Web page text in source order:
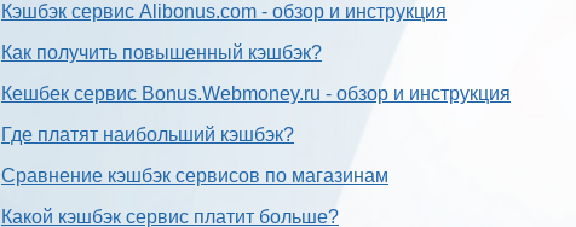
Кэшбэк сервис Alibonus.com - обзор и инструкция
Как получить повышенный кэшбэк?
Кешбек сервис Bonus.Webmoney.ru - обзор и инструкция
Где платят наибольший кэшбэк?
Сравнение кэшбэк сервисов по магазинам
Какой кэшбэк сервис платит больше?